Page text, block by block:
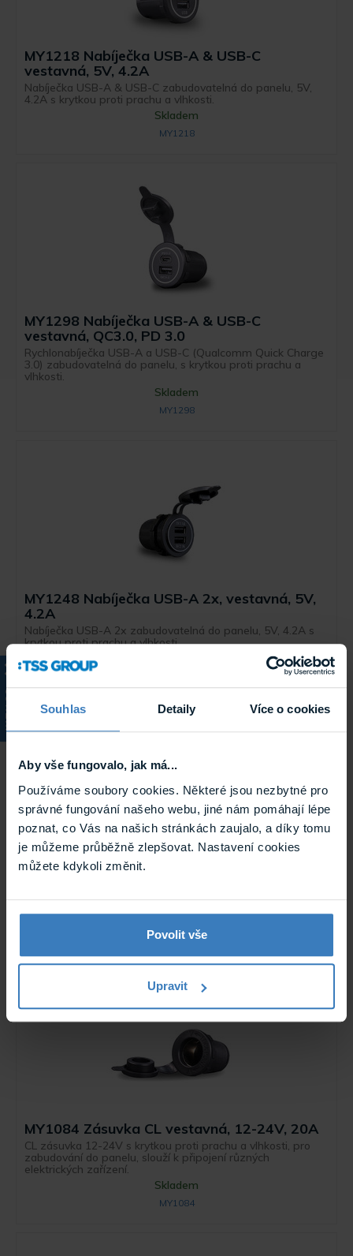
Souhlas Detaily Více o cookies
Aby vše fungovalo, jak má...
Používáme soubory cookies. Některé jsou nezbytné pro
správné fungování našeho webu, jiné nám pomáhají lépe
poznat, co Vás na našich stránkách zaujalo, a díky tomu
je můžeme průběžně zlepšovat. Nastavení cookies
můžete kdykoli změnit.
Povolit vše
Upravit
KATALOG
MY1218 Nabíječka USB-A & USB-C
vestavná, 5V, 4.2A
Nabíječka USB-A & USB-C zabudovatelná do panelu, 5V,
4.2A s krytkou proti prachu a vlhkosti.
Skladem
MY1218
MY1298 Nabíječka USB-A & USB-C
vestavná, QC3.0, PD 3.0
Rychlonabíječka USB-A a USB-C (Qualcomm Quick Charge
3.0) zabudovatelná do panelu, s krytkou proti prachu a
vlhkosti.
Skladem
MY1298
MY1248 Nabíječka USB-A 2x, vestavná, 5V,
4.2A
Nabíječka USB-A 2x zabudovatelná do panelu, 5V, 4.2A s
krytkou proti prachu a vlhkosti.
MY1288 Nabíječka USB-A & USB-C
vestavná, 5V, 4.2A
MY1288
MY1084 Zásuvka CL vestavná, 12-24V, 20A
CL zásuvka 12-24V s krytkou proti prachu a vlhkosti, pro
zabudování do panelu, slouží k připojení různých
elektrických zařízení.
Skladem
MY1084